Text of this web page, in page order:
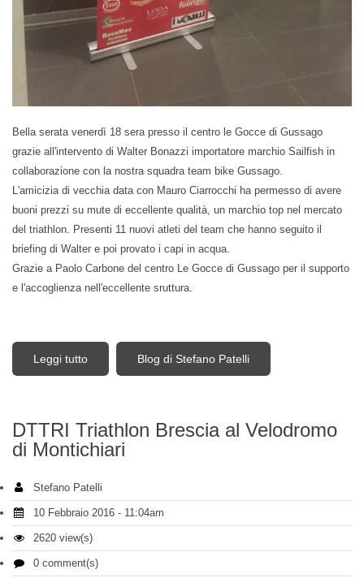
Bella serata venerdì 18 sera presso il centro le Gocce di Gussago
grazie all'intervento di Walter Bonazzi importatore marchio Sailfish in
collaborazione con la nostra squadra team bike Gussago.
L'amicizia di vecchia data con Mauro Ciarrocchi ha permesso di avere
buoni prezzi su mute di eccellente qualità, un marchio top nel mercato
del triathlon. Presenti 11 nuovi atleti del team che hanno seguito il
briefing di Walter e poi provato i capi in acqua.
Grazie a Paolo Carbone del centro Le Gocce di Gussago per il supporto
e l'accoglienza nell'eccellente sruttura.
Leggi tutto su Sailfish a Le Gocce di Gussago per il DTTRI
Blog di Stefano Patelli
DTTRI Triathlon Brescia al Velodromo
di Montichiari
Stefano Patelli
10 Febbraio 2016 - 11:04am
2620 view(s)
0 comment(s)